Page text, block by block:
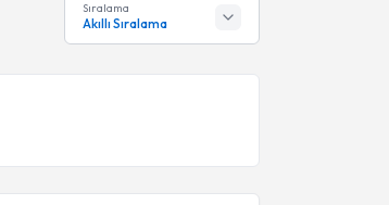
Sıralama
Akıllı Sıralama